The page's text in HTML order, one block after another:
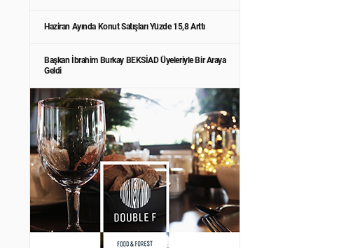
Haziran Ayında Konut Satışları Yüzde 15,8 Arttı
Başkan İbrahim Burkay BEKSİAD Üyeleriyle Bir Araya
Geldi